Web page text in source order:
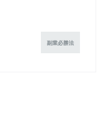
副業必勝法